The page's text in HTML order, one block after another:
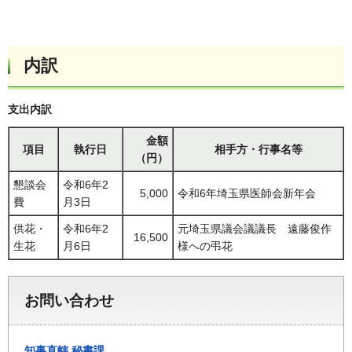
内訳
支出内訳
項目 執行日
金額
（円）
相手方・行事名等
懇談会
費
令和6年2
月3日
5,000 令和6年埼玉県医師会新年会
供花・
生花
令和6年2
月6日
16,500
元埼玉県議会議議長 遠藤俊作
様への弔花
お問い合わせ